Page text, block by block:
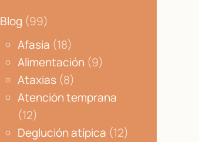
Blog (99)
Afasia (18)
Alimentación (9)
Ataxias (8)
Atención temprana
(12)
Deglución atípica (12)